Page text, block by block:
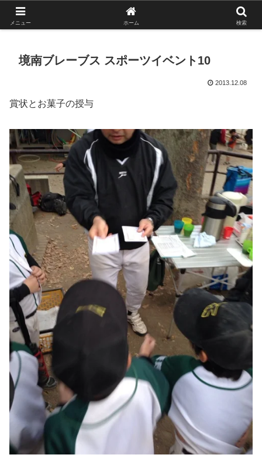
がんばれ！フルスイング！境南ブレーブス！
境南ブレーブス スポーツイベント10
2013.12.08
賞状とお菓子の授与
メニュー ホーム 検索